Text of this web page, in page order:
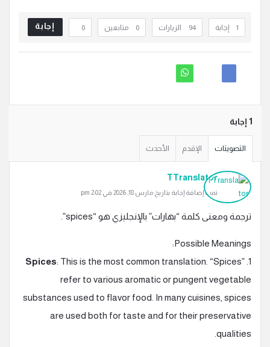
‫1 إجابة 94 الزيارات 0 متابعين 0 إجابة
‫1 إجابة
التصويتات الإقدم الأحدث
TTranslator
تمت إضافة إجابة بتاريخ مارس 18, 2026 في 2:02 pm
ترجمة ومعنى كلمة “بهارات” بالإنجليزي هو “spices”.
Possible Meanings:
1.
Spices: This is the most common translation. “Spices”
refer to various aromatic or pungent vegetable
substances used to flavor food. In many cuisines, spices
are used both for taste and for their preservative
qualities.